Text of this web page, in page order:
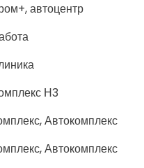
автоцентр
Н3
Автокомплекс
Автокомплекс